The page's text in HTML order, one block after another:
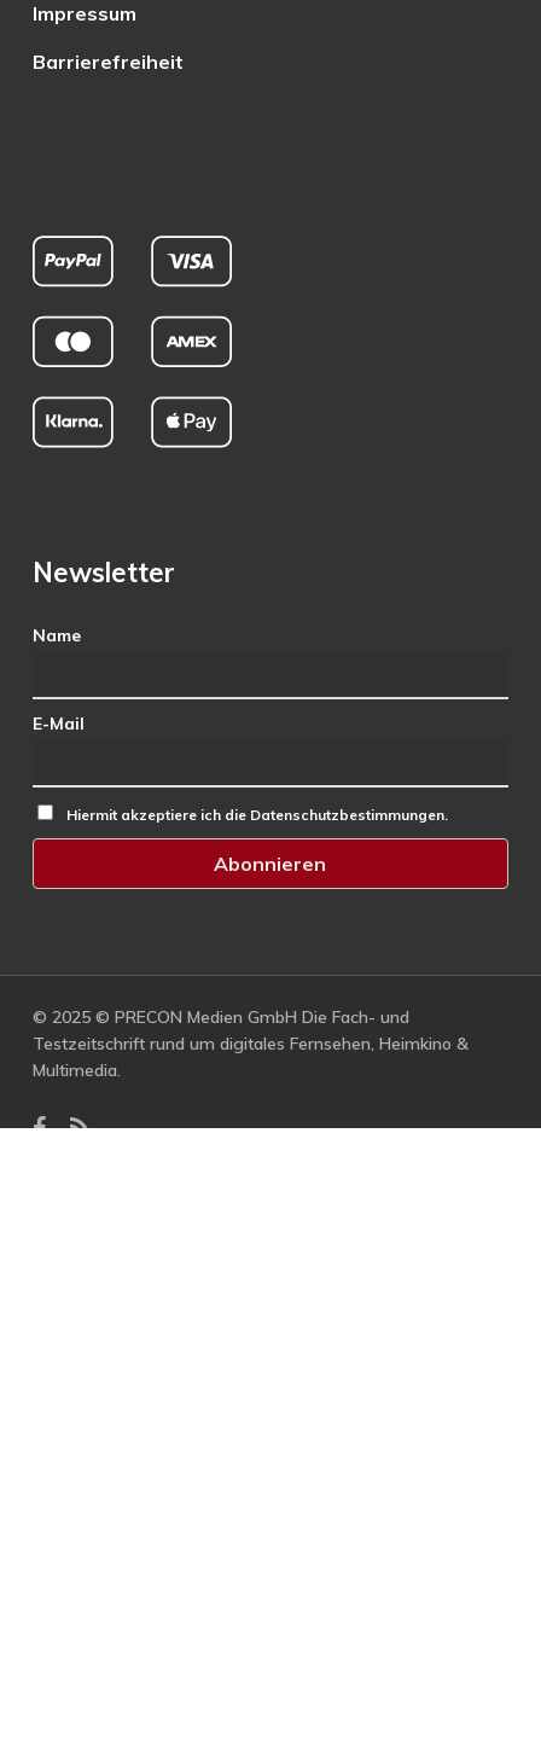
Impressum
Barrierefreiheit
Newsletter
Name
E-Mail
Hiermit akzeptiere ich die Datenschutzbestimmungen.
© 2025 © PRECON Medien GmbH Die Fach- und
Testzeitschrift rund um digitales Fernsehen, Heimkino &
Multimedia.
facebook
RSS